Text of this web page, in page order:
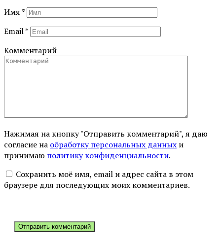
Имя*
Email*
Комментарий
Нажимая на кнопку "Отправить комментарий", я даю
согласие на обработку персональных данных и
принимаю политику конфиденциальности.
Сохранить моё имя, email и адрес сайта в этом
браузере для последующих моих комментариев.